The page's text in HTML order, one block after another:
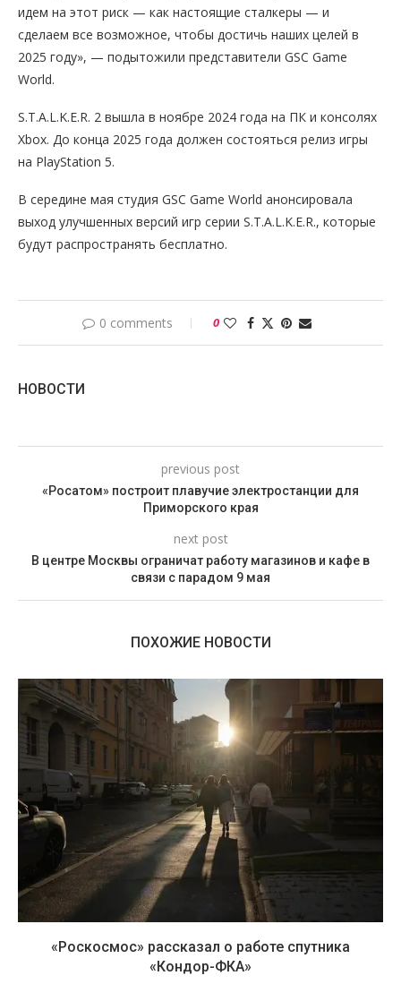
идем на этот риск — как настоящие сталкеры — и
сделаем все возможное, чтобы достичь наших целей в
2025 году», — подытожили представители GSC Game
World.
S.T.A.L.K.E.R. 2 вышла в ноябре 2024 года на ПК и консолях
Xbox. До конца 2025 года должен состояться релиз игры
на PlayStation 5.
В середине мая студия GSC Game World анонсировала
выход улучшенных версий игр серии S.T.A.L.K.E.R., которые
будут распространять бесплатно.
0 comments 0
НОВОСТИ
previous post
«Росатом» построит плавучие электростанции для
Приморского края
next post
В центре Москвы ограничат работу магазинов и кафе в
связи с парадом 9 мая
ПОХОЖИЕ НОВОСТИ
«Роскосмос» рассказал о работе спутника
«Кондор-ФКА»